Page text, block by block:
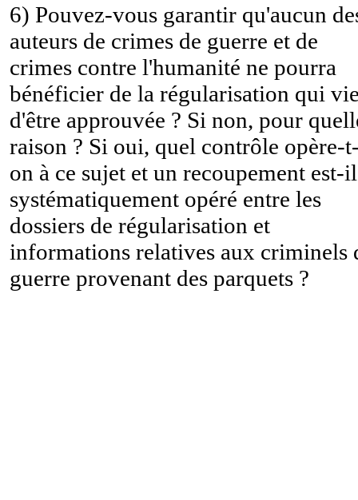
6) Pouvez-vous garantir qu'aucun
auteurs de crimes de guerre et de
crimes contre l'humanité ne pourra
bénéficier de la régularisation qui
d'être approuvée ? Si non, pour
raison ? Si oui, quel contrôle opère-
on à ce sujet et un recoupement est-il
systématiquement opéré entre les
dossiers de régularisation et
informations relatives aux criminels
guerre provenant des parquets ?